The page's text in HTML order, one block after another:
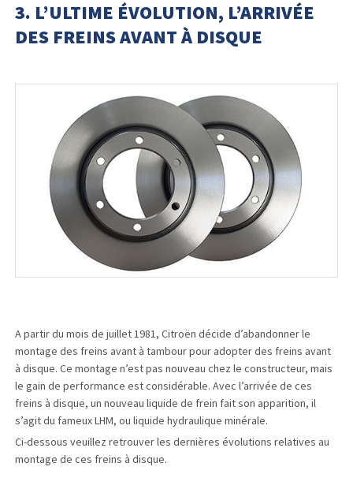
3. L’ULTIME ÉVOLUTION, L’ARRIVÉE
DES FREINS AVANT À DISQUE
A partir du mois de juillet 1981, Citroën décide d’abandonner le
montage des freins avant à tambour pour adopter des freins avant
à disque. Ce montage n’est pas nouveau chez le constructeur, mais
le gain de performance est considérable. Avec l’arrivée de ces
freins à disque, un nouveau liquide de frein fait son apparition, il
s’agit du fameux LHM, ou liquide hydraulique minérale.
Ci-dessous veuillez retrouver les dernières évolutions relatives au
montage de ces freins à disque.